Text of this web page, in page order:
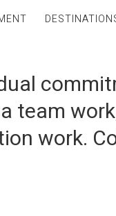
team
work.